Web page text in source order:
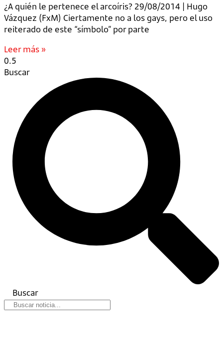
¿A quién le pertenece el arcoíris? 29/08/2014 | Hugo
Vázquez (FxM) Ciertamente no a los gays, pero el uso
reiterado de este “símbolo” por parte
Leer más »
Buscar
Buscar